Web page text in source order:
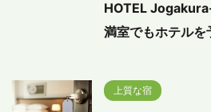
HOTEL
満室でもホテルを
上質な宿